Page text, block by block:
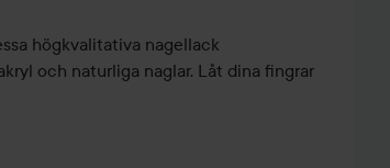
högkvalitativa nagellack
och naturliga naglar. Låt dina fingrar